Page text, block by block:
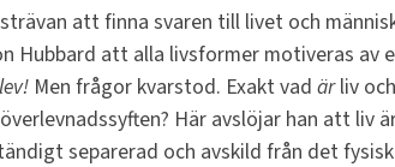
att finna svaren till livet och
Hubbard att alla livsformer motiveras av
Men frågor kvarstod. Exakt vad ärliv
Här avslöjar han att liv
separerad och avskild från det